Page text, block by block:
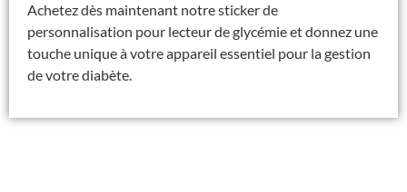
Achetez dès maintenant notre sticker de
personnalisation pour lecteur de glycémie et donnez une
touche unique à votre appareil essentiel pour la gestion
de votre diabète.